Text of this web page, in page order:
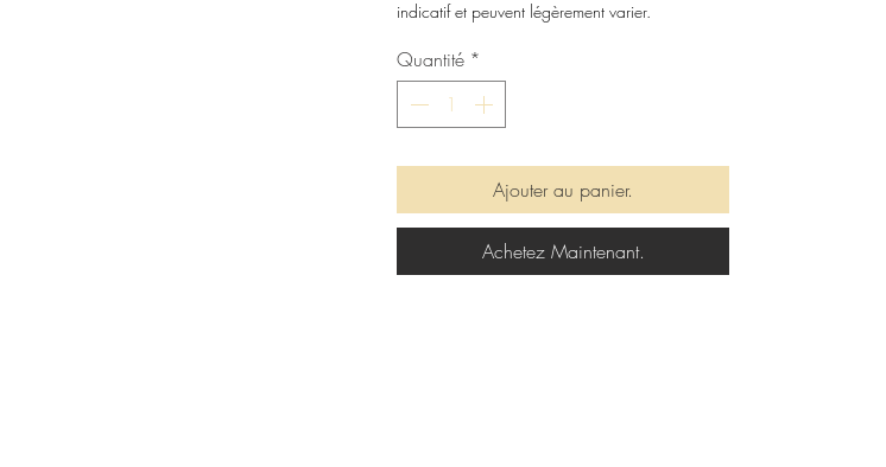
indicatif et peuvent légèrement varier.
Quantité *
Ajouter au panier.
Achetez Maintenant.